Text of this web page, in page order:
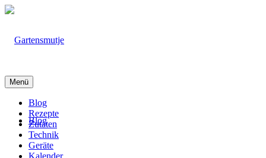
Blog
Menü
Blog
Rezepte
Zutaten
Technik
Geräte
Kalender